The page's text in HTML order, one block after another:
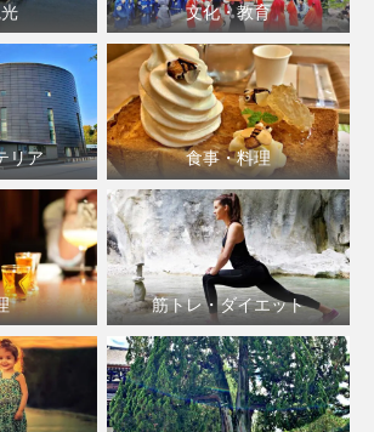
文化・教育
リア 食事・料理
筋トレ・ダイエット